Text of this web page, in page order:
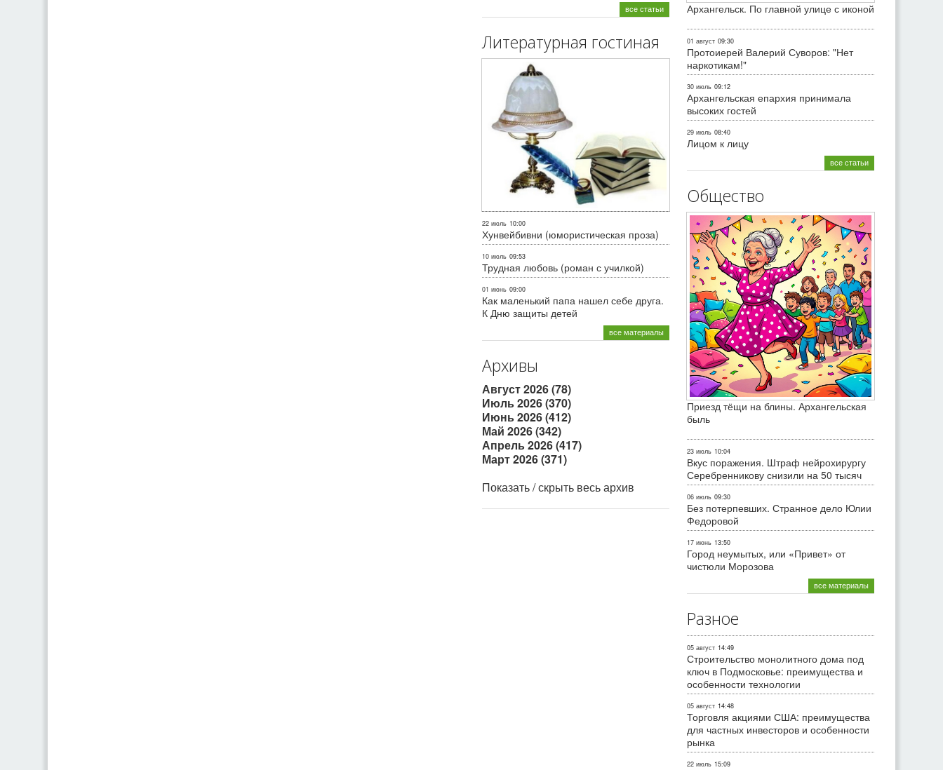
все статьи
Литературная гостиная
22 июль 10:00
Хунвейбивни (юмористическая проза)
10 июль 09:53
Трудная любовь (роман с училкой)
01 июнь 09:00
Как маленький папа нашел себе друга.
К Дню защиты детей
все материалы
Архивы
Август 2026 (78)
Июль 2026 (370)
Июнь 2026 (412)
Май 2026 (342)
Апрель 2026 (417)
Март 2026 (371)
Показать / скрыть весь архив
Архангельск. По главной улице с иконой
01 август 09:30
Протоиерей Валерий Суворов: "Нет
наркотикам!"
30 июль 09:12
Архангельская епархия принимала
высоких гостей
29 июль 08:40
Лицом к лицу
все статьи
Общество
Приезд тёщи на блины. Архангельская
быль
23 июль 10:04
Вкус поражения. Штраф нейрохирургу
Серебренникову снизили на 50 тысяч
06 июль 09:30
Без потерпевших. Странное дело Юлии
Федоровой
17 июнь 13:50
Город неумытых, или «Привет» от
чистюли Морозова
все материалы
Разное
05 август 14:49
Строительство монолитного дома под
ключ в Подмосковье: преимущества и
особенности технологии
05 август 14:48
Торговля акциями США: преимущества
для частных инвесторов и особенности
рынка
22 июль 15:09